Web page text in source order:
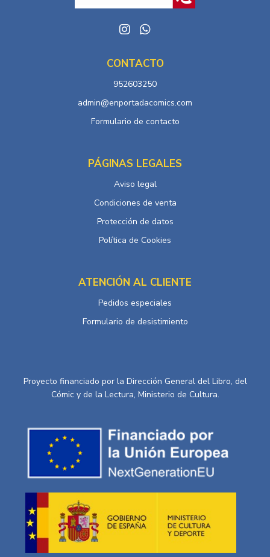
CONTACTO
952603250
admin@enportadacomics.com
Formulario de contacto
PÁGINAS LEGALES
Aviso legal
Condiciones de venta
Protección de datos
Política de Cookies
ATENCIÓN AL CLIENTE
Pedidos especiales
Formulario de desistimiento
Proyecto financiado por la Dirección General del Libro, del
Cómic y de la Lectura, Ministerio de Cultura.